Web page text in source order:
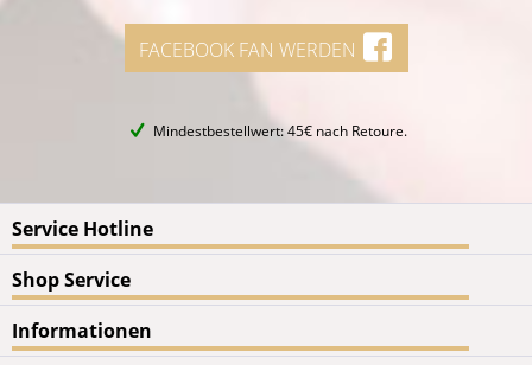
FACEBOOK FAN WERDEN
Mindestbestellwert: 45€ nach Retoure.
Service Hotline
Shop Service
Informationen